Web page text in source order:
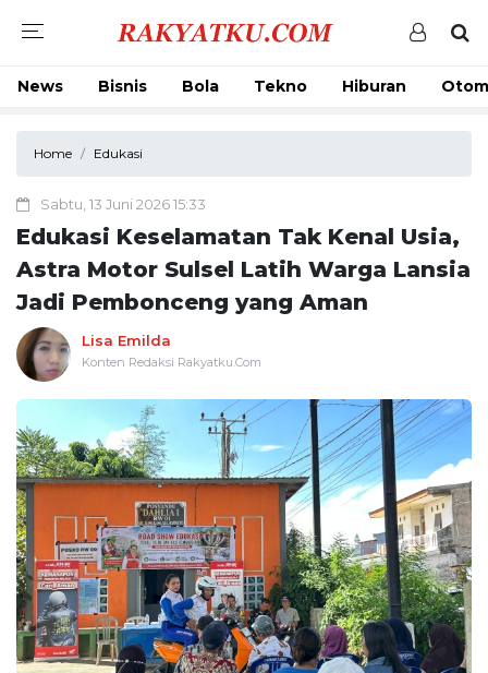
News Bisnis Bola Tekno Hiburan
Home Edukasi
Sabtu, 13 Juni 2026 15:33
Edukasi Keselamatan Tak Kenal Usia,
Astra Motor Sulsel Latih Warga Lansia
Jadi Pembonceng yang Aman
Lisa Emilda
Konten Redaksi Rakyatku.Com